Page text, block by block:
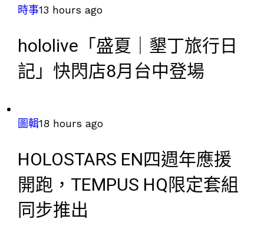
時事13 hours ago
hololive「盛夏｜墾丁旅行日
記」快閃店8月台中登場
圖輯18 hours ago
HOLOSTARS EN四週年應援
開跑，TEMPUS HQ限定套組
同步推出